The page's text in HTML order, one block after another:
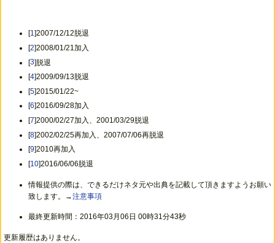
[1]2007/12/12脱退
[2]2008/01/21加入
[3]脱退
[4]2009/09/13脱退
[5]2015/01/22~
[6]2016/09/28加入
[7]2000/02/27加入、2001/03/29脱退
[8]2002/02/25再加入、2007/07/06再脱退
[9]2010再加入
[10]2016/06/06脱退
情報提供の際は、できるだけネタ元や出典を記載して頂きますようお願い
致します。→注意事項
最終更新時間：2016年03月06日 00時31分43秒
更新履歴はありません。